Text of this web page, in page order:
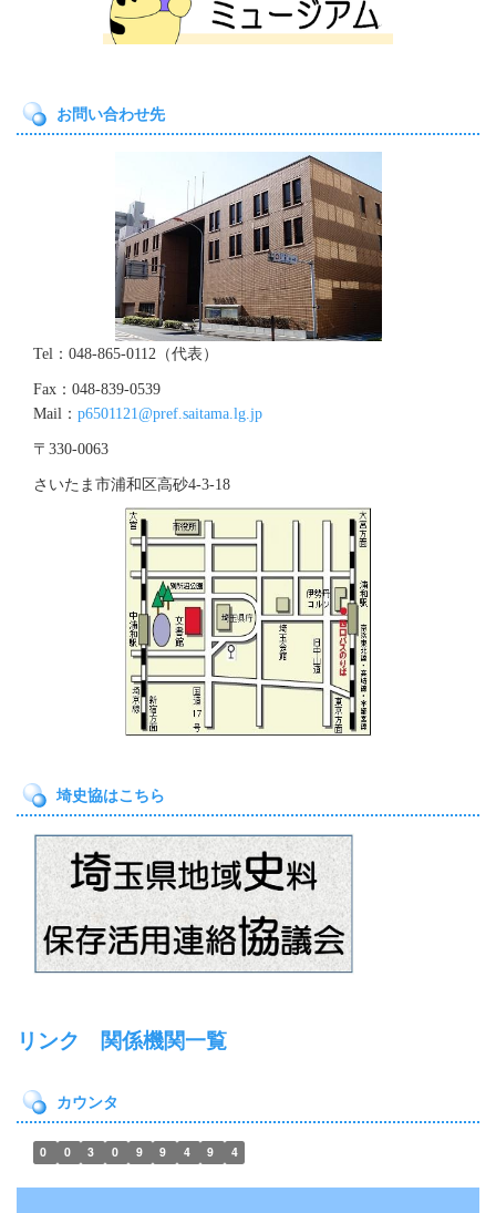
お問い合わせ先
Tel：048-865-0112（代表）
Fax：048-839-0539
Mail： p6501121@pref.saitama.lg.jp
〒330-0063
さいたま市浦和区高砂4‐3‐18
埼史協はこちら
リンク 関係機関一覧
カウンタ
0 0 3 0 9 9 4 9 4